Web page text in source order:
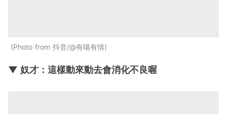
Photo from 抖音/@有喵有情
▼ 奴才：這樣動來動去會消化不良喔